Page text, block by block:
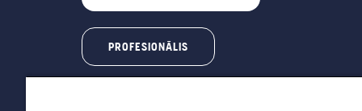
PROFESIONĀLIS